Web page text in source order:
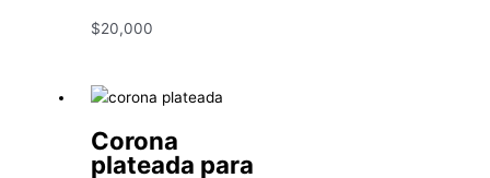
$20,000
Corona
plateada para